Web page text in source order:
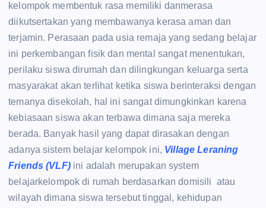
kelompok membentuk rasa memiliki danmerasa
diikutsertakan yang membawanya kerasa aman dan
terjamin. Perasaan pada usia remaja yang sedang belajar
ini perkembangan fisik dan mental sangat menentukan,
perilaku siswa dirumah dan dilingkungan keluarga serta
masyarakat akan terlihat ketika siswa berinteraksi dengan
temanya disekolah, hal ini sangat dimungkinkan karena
kebiasaan siswa akan terbawa dimana saja mereka
berada. Banyak hasil yang dapat dirasakan dengan
adanya sistem belajar kelompok ini, Village Leraning
Friends (VLF)ini adalah merupakan system
belajarkelompok di rumah berdasarkan domisili atau
wilayah dimana siswa tersebut tinggal, kehidupan